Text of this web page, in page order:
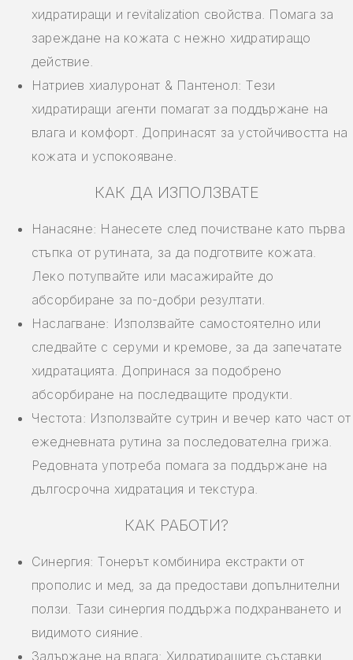
хидратиращи и revitalization свойства. Помага за
зареждане на кожата с нежно хидратиращо
действие.
Натриев хиалуронат & Пантенол: Тези
хидратиращи агенти помагат за поддържане на
влага и комфорт. Допринасят за устойчивостта на
кожата и успокояване.
КАК ДА ИЗПОЛЗВАТЕ
Нанасяне: Нанесете след почистване като първа
стъпка от рутината, за да подготвите кожата.
Леко потупвайте или масажирайте до
абсорбиране за по-добри резултати.
Наслагване: Използвайте самостоятелно или
следвайте с серуми и кремове, за да запечатате
хидратацията. Допринася за подобрено
абсорбиране на последващите продукти.
Честота: Използвайте сутрин и вечер като част от
ежедневната рутина за последователна грижа.
Редовната употреба помага за поддържане на
дългосрочна хидратация и текстура.
КАК РАБОТИ?
Синергия: Тонерът комбинира екстракти от
прополис и мед, за да предостави допълнителни
ползи. Тази синергия поддържа подхранването и
видимото сияние.
Задържане на влага: Хидратиращите съставки